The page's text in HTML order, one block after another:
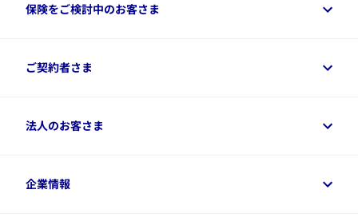
保険をご検討中のお客さま
保険をご検討中のお客さまトップ
資料請求
変額保険各種情報
ご契約者さま
ご契約者さまトップ
デジタル約款
法人のお客さま
法人のお客さまトップ
企業情報